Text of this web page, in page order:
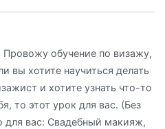
Провожу обучение по визажу,
вы хотите научиться делать
и хотите узнать что-то
то этот урок для вас. (Без
вас: Свадебный макияж,